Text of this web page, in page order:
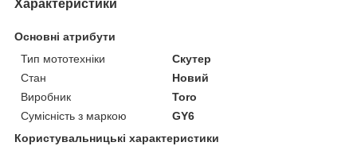
Характеристики
Основні атрибути
Тип мототехніки
Скутер
Стан
Новий
Виробник
Toro
Сумісність з маркою
GY6
Користувальницькі характеристики